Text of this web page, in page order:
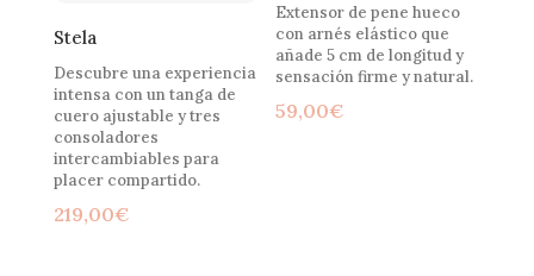
Stela
Descubre una experiencia
intensa con un tanga de
cuero ajustable y tres
consoladores
intercambiables para
placer compartido.
219,00€
Extensor de pene hueco
con arnés elástico que
añade 5 cm de longitud y
sensación firme y natural.
59,00€